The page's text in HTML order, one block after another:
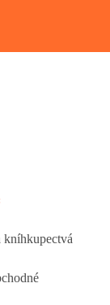
kníhkupectvá